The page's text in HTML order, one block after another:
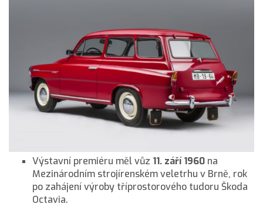
Výstavní premiéru měl vůz 11. září 1960 na
Mezinárodním strojírenském veletrhu v Brně, rok
po zahájení výroby tříprostorového tudoru Škoda
Octavia.